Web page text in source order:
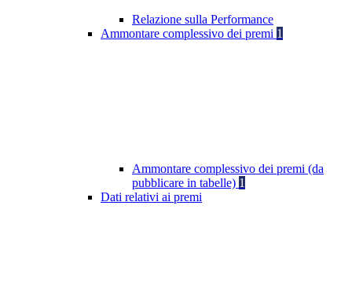
Relazione sulla Performance
Ammontare complessivo dei premi 1
Ammontare complessivo dei premi (da
pubblicare in tabelle) 1
Dati relativi ai premi